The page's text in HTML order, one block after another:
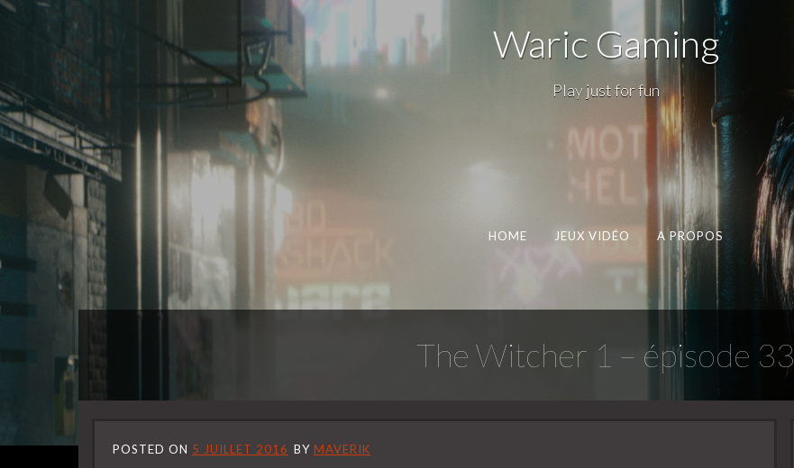
Waric Gaming
Play just for fun
HOME JEUX VIDÉO A PROPOS
The Witcher 1 – épisode 33
POSTED ON 5 JUILLET 2016 BY MAVERIK